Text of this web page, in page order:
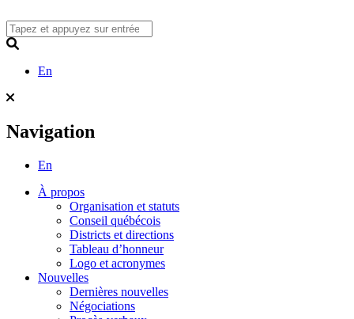
to
content
En
Navigation
En
À propos
Organisation et statuts
Conseil québécois
Districts et directions
Tableau d’honneur
Logo et acronymes
Nouvelles
Dernières nouvelles
Négociations